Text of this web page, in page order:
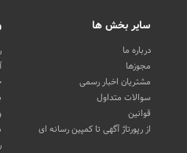
سایر بخش ها
درباره ما
مجوزها
مشتریان اخبار رسمی
سوالات متداول
قوانین
از رپورتاژ آگهی تا کمپین رسانه ای